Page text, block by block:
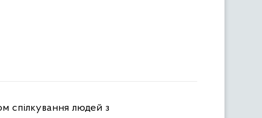
спілкування людей з